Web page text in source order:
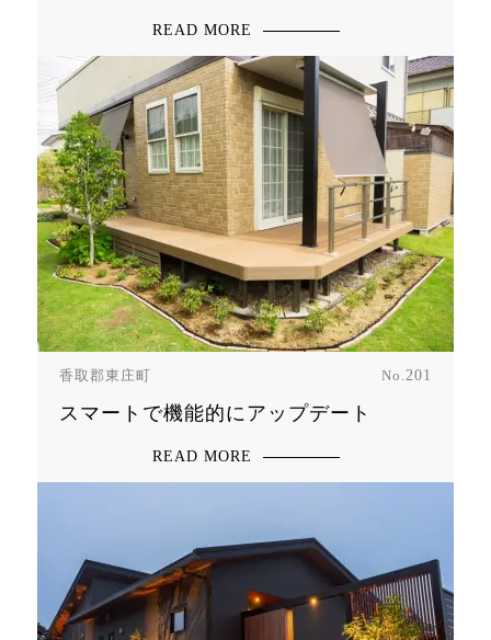
READ MORE
香取郡東庄町 No. 201
スマートで機能的にアップデート
READ MORE